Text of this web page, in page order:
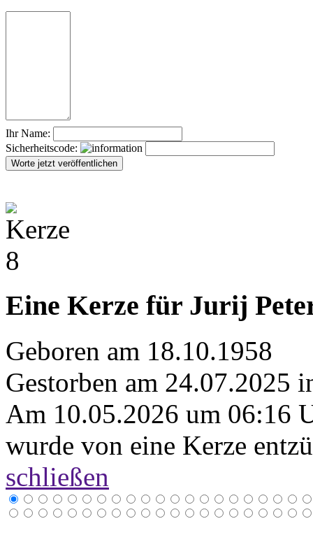
Ihr Name:
Sicherheitscode:
Eine Kerze für Jurij
Geboren am 18.10.1958
Gestorben am 24.07.2025
Am 10.05.2026 um 06:16
wurde von eine Kerze
schließen